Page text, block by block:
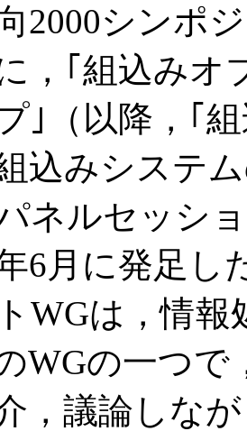
2000シンポ
，｢組込みオ
｣（以降，｢
込みシステ
ネルセッシ
6月に発足し
WGは，情
WGの一つで
，議論しな